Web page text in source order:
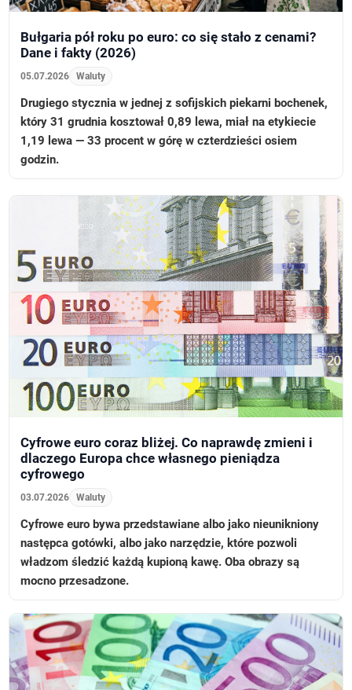
Bułgaria pół roku po euro: co się stało z cenami?
Dane i fakty (2026)
05.07.2026 Waluty
Drugiego stycznia w jednej z sofijskich piekarni bochenek,
który 31 grudnia kosztował 0,89 lewa, miał na etykiecie
1,19 lewa — 33 procent w górę w czterdzieści osiem
godzin.
Cyfrowe euro coraz bliżej. Co naprawdę zmieni i
dlaczego Europa chce własnego pieniądza
cyfrowego
03.07.2026 Waluty
Cyfrowe euro bywa przedstawiane albo jako nieunikniony
następca gotówki, albo jako narzędzie, które pozwoli
władzom śledzić każdą kupioną kawę. Oba obrazy są
mocno przesadzone.